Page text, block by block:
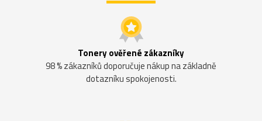
Tonery ověřené zákazníky
98 % zákazníků doporučuje nákup na základně
dotazníku spokojenosti.